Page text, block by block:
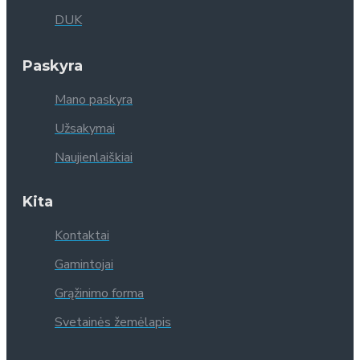
DUK
Paskyra
Mano paskyra
Užsakymai
Naujienlaiškiai
Kita
Kontaktai
Gamintojai
Grąžinimo forma
Svetainės žemėlapis